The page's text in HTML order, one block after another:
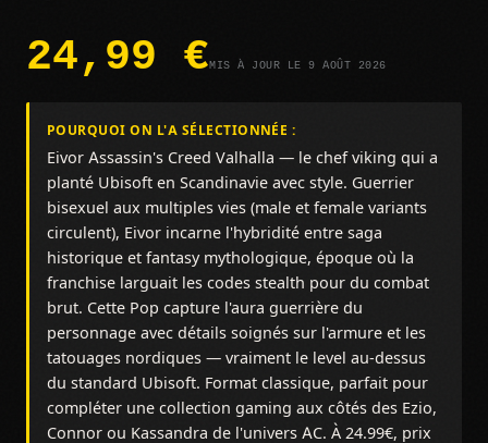
24,99 €MIS À JOUR LE 9 AOÛT 2026
POURQUOI ON L'A SÉLECTIONNÉE :
Eivor Assassin's Creed Valhalla — le chef viking qui a
planté Ubisoft en Scandinavie avec style. Guerrier
bisexuel aux multiples vies (male et female variants
circulent), Eivor incarne l'hybridité entre saga
historique et fantasy mythologique, époque où la
franchise larguait les codes stealth pour du combat
brut. Cette Pop capture l'aura guerrière du
personnage avec détails soignés sur l'armure et les
tatouages nordiques — vraiment le level au-dessus
du standard Ubisoft. Format classique, parfait pour
compléter une collection gaming aux côtés des Ezio,
Connor ou Kassandra de l'univers AC. À 24.99€, prix